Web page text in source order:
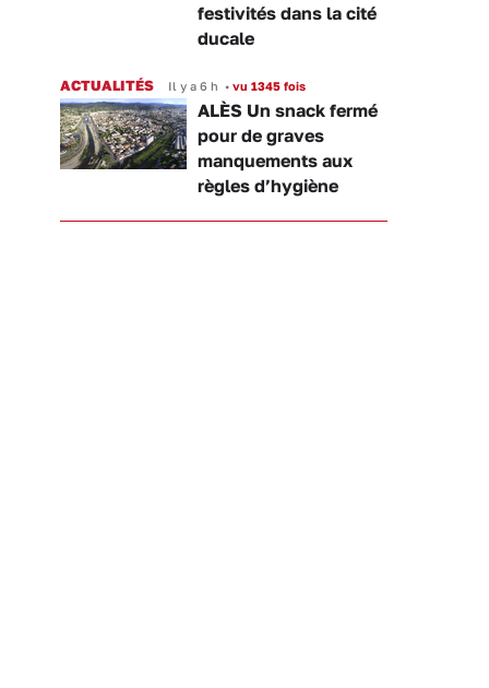
festivités dans la cité
ducale
ACTUALITÉS Il y a 6 h • vu 1345 fois
ALÈS Un snack fermé
pour de graves
manquements aux
règles d’hygiène